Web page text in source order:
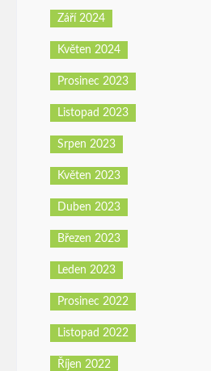
Září 2024
Květen 2024
Prosinec 2023
Listopad 2023
Srpen 2023
Květen 2023
Duben 2023
Březen 2023
Leden 2023
Prosinec 2022
Listopad 2022
Říjen 2022